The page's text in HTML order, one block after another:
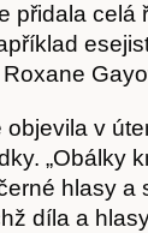
přidala celá
objevila v
„Obálky
hlasy a
díla a